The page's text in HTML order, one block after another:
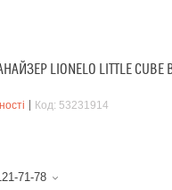
LIONELO LITTLE CUBE
Код: 53231914
71-78